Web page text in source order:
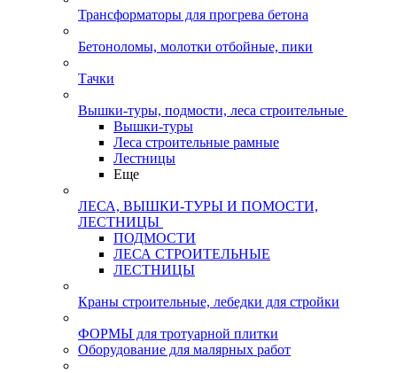
Трансформаторы для прогрева бетона
Бетоноломы, молотки отбойные, пики
Тачки
Вышки-туры, подмости, леса строительные
Вышки-туры
Леса строительные рамные
Лестницы
Еще
ЛЕСА, ВЫШКИ-ТУРЫ И ПОМОСТИ,
ЛЕСТНИЦЫ
ПОДМОСТИ
ЛЕСА СТРОИТЕЛЬНЫЕ
ЛЕСТНИЦЫ
Краны строительные, лебедки для стройки
ФОРМЫ для тротуарной плитки
Оборудование для малярных работ